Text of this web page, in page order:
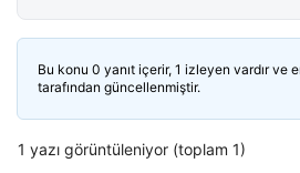
Bu konu 0 yanıt içerir, 1 izleyen vardır ve
tarafından güncellenmiştir.
1 yazı görüntüleniyor (toplam 1)